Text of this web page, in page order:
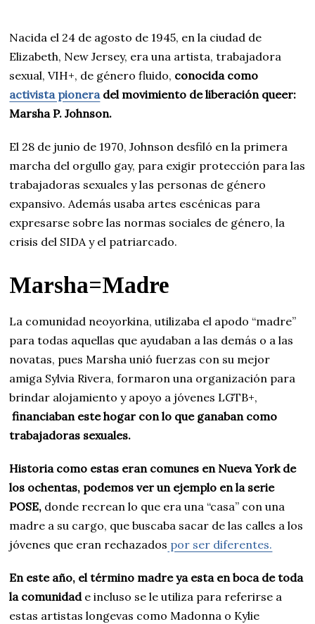
Nacida el 24 de agosto de 1945, en la ciudad de
Elizabeth, New Jersey, era una artista, trabajadora
sexual, VIH+, de género fluido, conocida como
activista pioneradel movimiento de liberación queer:
Marsha P. Johnson.
El 28 de junio de 1970, Johnson desfiló en la primera
marcha del orgullo gay, para exigir protección para las
trabajadoras sexuales y las personas de género
expansivo. Además usaba artes escénicas para
expresarse sobre las normas sociales de género, la
crisis del SIDA y el patriarcado.
Marsha=Madre
La comunidad neoyorkina, utilizaba el apodo “madre”
para todas aquellas que ayudaban a las demás o a las
novatas, pues Marsha unió fuerzas con su mejor
amiga Sylvia Rivera, formaron una organización para
brindar alojamiento y apoyo a jóvenes LGTB+,
financiaban este hogar con lo que ganaban como
trabajadoras sexuales.
Historia como estas eran comunes en Nueva York de
los ochentas, podemos ver un ejemplo en la serie
POSE, donde recrean lo que era una “casa” con una
madre a su cargo, que buscaba sacar de las calles a los
jóvenes que eran rechazados por ser diferentes.
En este año, el término madre ya esta en boca de toda
la comunidade incluso se le utiliza para referirse a
estas artistas longevas como Madonna o Kylie